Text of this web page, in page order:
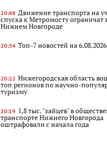
20:48 Движение транспорта на
спуска к Метромосту ограничат
Нижнем Новгороде
20:34 Топ-7 новостей на 6.08.2026
20:22 Нижегородская область
топ регионов по научно-
туризму
20:19 1,8 тыс. "зайцев" в
транспорте Нижнего Новгорода
оштрафовали с начала года